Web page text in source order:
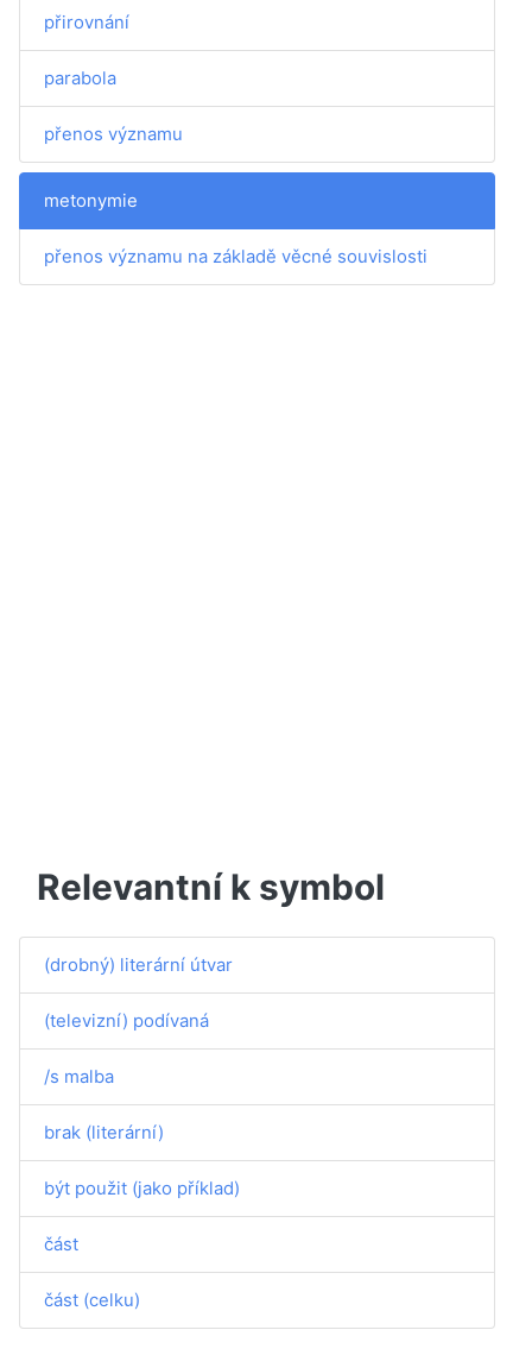
přirovnání
parabola
přenos významu
metonymie
přenos významu na základě věcné souvislosti
Relevantní k symbol
(drobný) literární útvar
(televizní) podívaná
/s malba
brak (literární)
být použit (jako příklad)
část
část (celku)